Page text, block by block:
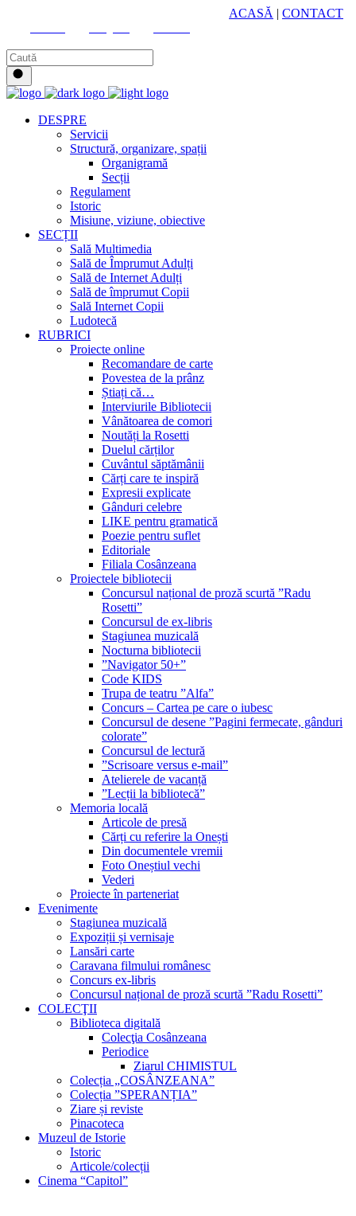
ACASĂ | CONTACT
DESPRE
Servicii
Structură, organizare, spații
Organigramă
Secții
Regulament
Istoric
Misiune, viziune, obiective
SECȚII
Sală Multimedia
Sală de Împrumut Adulți
Sală de Internet Adulți
Sală de împrumut Copii
Sală Internet Copii
Ludotecă
RUBRICI
Proiecte online
Recomandare de carte
Povestea de la prânz
Știați că…
Interviurile Bibliotecii
Vânătoarea de comori
Noutăți la Rosetti
Duelul cărților
Cuvântul săptămânii
Cărți care te inspiră
Expresii explicate
Gânduri celebre
LIKE pentru gramatică
Poezie pentru suflet
Editoriale
Filiala Cosânzeana
Proiectele bibliotecii
Concursul național de proză scurtă ”Radu
Rosetti”
Concursul de ex-libris
Stagiunea muzicală
Nocturna bibliotecii
”Navigator 50+”
Code KIDS
Trupa de teatru ”Alfa”
Concurs – Cartea pe care o iubesc
Concursul de desene ”Pagini fermecate, gânduri
colorate”
Concursul de lectură
”Scrisoare versus e-mail”
Atelierele de vacanță
”Lecții la bibliotecă”
Memoria locală
Articole de presă
Cărți cu referire la Onești
Din documentele vremii
Foto Oneștiul vechi
Vederi
Proiecte în parteneriat
Evenimente
Stagiunea muzicală
Expoziții și vernisaje
Lansări carte
Caravana filmului românesc
Concurs ex-libris
Concursul național de proză scurtă ”Radu Rosetti”
COLECŢII
Biblioteca digitală
Colecţia Cosânzeana
Periodice
Ziarul CHIMISTUL
Colecția „COSÂNZEANA”
Colecția ”SPERANȚIA”
Ziare și reviste
Pinacoteca
Muzeul de Istorie
Istoric
Articole/colecții
Cinema “Capitol”